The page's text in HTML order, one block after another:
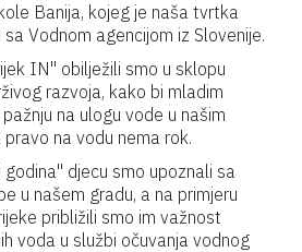
Banija, kojeg je naša tvrtka
Vodnom agencijom iz Slovenije.
IN" obilježili smo u sklopu
razvoja, kako bi mladim
na ulogu vode u našim
na vodu nema rok.
djecu smo upoznali sa
u našem gradu, a na primjeru
približili smo im važnost
voda u službi očuvanja vodnog